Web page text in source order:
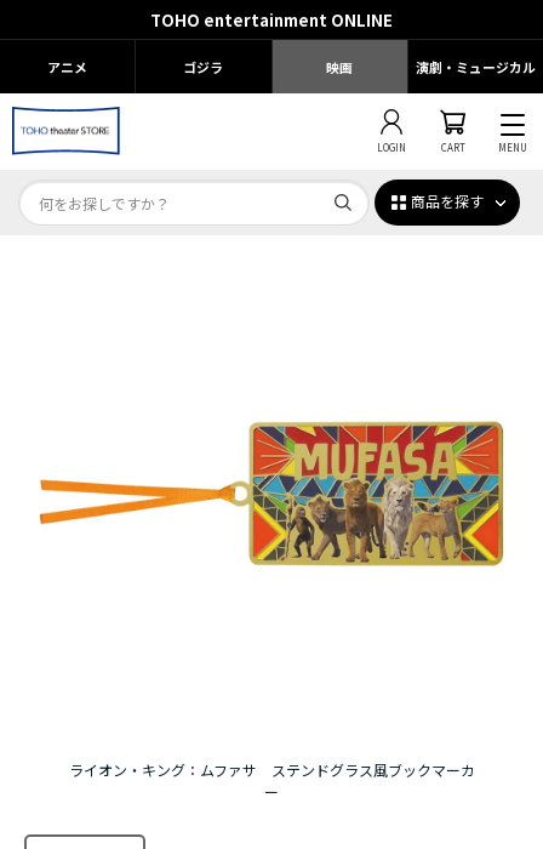
TOHO entertainment ONLINE
アニメ ゴジラ 映画 演劇・ミュージカル
LOGIN CART MENU
商品を探す
ライオン・キング：ムファサ ステンドグラス風ブックマーカ
ー